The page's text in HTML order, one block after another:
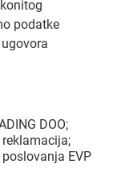
podatke
DOO;
EVP